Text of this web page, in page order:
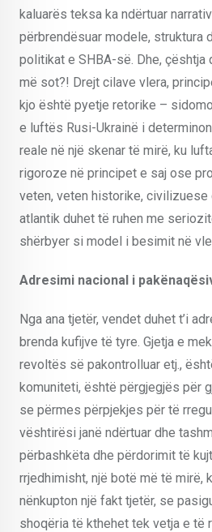
kaluarës teksa ka ndërtuar
përbrendësuar modele, struktura
politikat e SHBA-së. Dhe, çështja
më sot?! Drejt cilave vlera,
kjo është pyetje retorike –
e luftës Rusi-Ukrainë i
reale në një skenar të mirë, ku
rigoroze në principet e saj ose
veten, veten historike, civilizuese
atlantik duhet të ruhen me
shërbyer si model i besimit në
Adresimi nacional i
Nga ana tjetër, vendet duhet t’i
brenda kufijve të tyre. Gjetja e
revoltës së pakontrolluar etj.,
komuniteti, është përgjegjës për
se përmes përpjekjes për të
vështirësi janë ndërtuar dhe
përbashkëta dhe përdorimit të
rrjedhimisht, një botë më të mirë,
nënkupton një fakt tjetër, se
shoqëria të kthehet tek vetja e të